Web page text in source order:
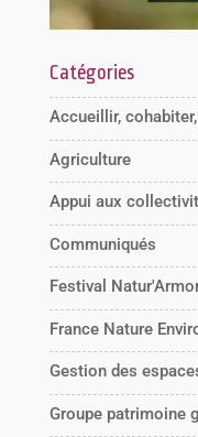
Catégories
Accueillir,
Agriculture
Appui aux
Communiqués
Festival
France Nature
Gestion des
Groupe patrimoine